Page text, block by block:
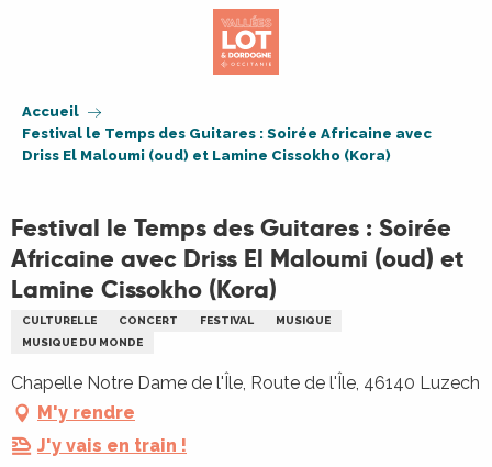
Accueil
Festival le Temps des Guitares : Soirée Africaine avec
Driss El Maloumi (oud) et Lamine Cissokho (Kora)
Festival le Temps des Guitares : Soirée
Africaine avec Driss El Maloumi (oud) et
Lamine Cissokho (Kora)
CULTURELLE CONCERT FESTIVAL
MUSIQUE
MUSIQUE DU MONDE
Chapelle Notre Dame de l'Île, Route de l'Île, 46140 Luzech
M'y rendre
J'y vais en train !